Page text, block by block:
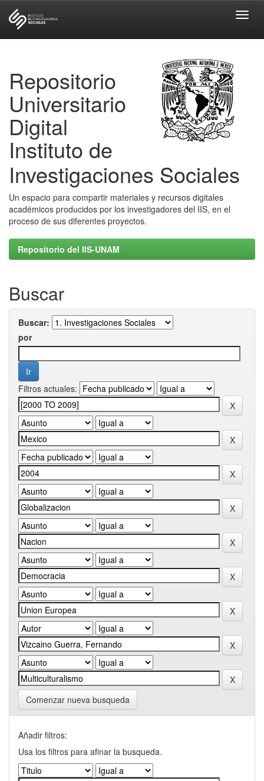
Repositorio
Universitario
Digital
Instituto de
Investigaciones Sociales
Un espacio para compartir materiales y recursos digitales
académicos producidos por los investigadores del IIS, en el
proceso de sus diferentes proyectos.
Repositorio del IIS-UNAM
Buscar
Buscar:
por
Filtros actuales:
Comenzar nueva busqueda
Añadir filtros:
Usa los filtros para afinar la busqueda.